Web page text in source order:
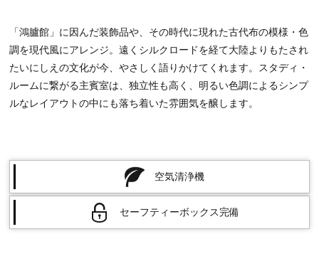
「鴻臚館」に因んだ装飾品や、その時代に現れた古代布の模様・色
調を現代風にアレンジ。遠くシルクロードを経て大陸よりもたされ
たいにしえの文化が今、やさしく語りかけてくれます。スタディ・
ルームに繋がる主賓室は、独立性も高く、明るい色調によるシンプ
ルなレイアウトの中にも落ち着いた雰囲気を醸します。
空気清浄機
セーフティーボックス完備